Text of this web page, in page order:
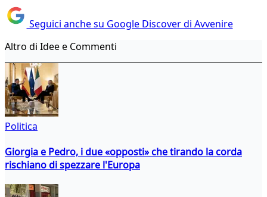
Seguici anche su Google Discover di Avvenire
Altro di Idee e Commenti
Politica
Giorgia e Pedro, i due «opposti» che tirando la corda
rischiano di spezzare l'Europa